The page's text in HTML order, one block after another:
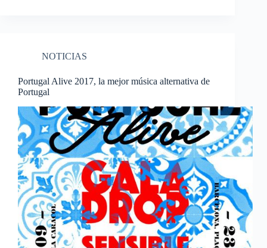
NOTICIAS
Portugal Alive 2017, la mejor música alternativa de
Portugal